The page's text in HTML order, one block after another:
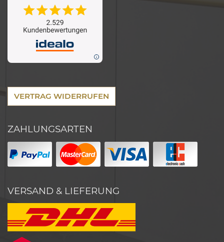
VERTRAG WIDERRUFEN
ZAHLUNGSARTEN
VERSAND & LIEFERUNG